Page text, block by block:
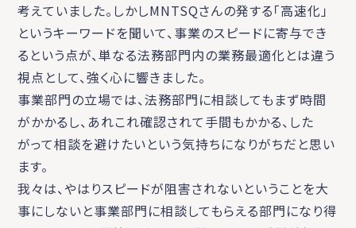
考えていました。しかしMNTSQさんの発する「高速化」
というキーワードを聞いて、事業のスピードに寄与でき
るという点が、単なる法務部門内の業務最適化とは違う
視点として、強く心に響きました。
事業部門の立場では、法務部門に相談してもまず時間
がかかるし、あれこれ確認されて手間もかかる、した
がって相談を避けたいという気持ちになりがちだと思い
ます。
我々は、やはりスピードが阻害されないということを大
事にしないと事業部門に相談してもらえる部門になり得